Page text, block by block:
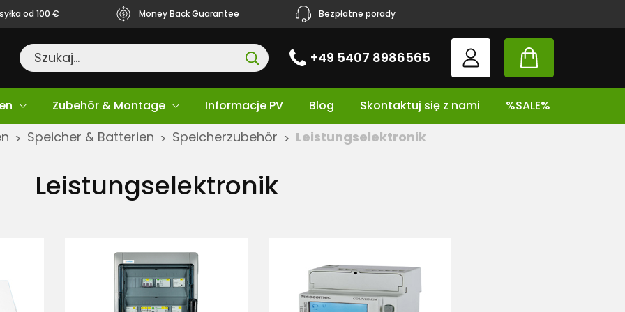
od 100 € Money Back Guarantee Bezpłatne porady
+49 5407 8986565
Zubehör & Montage Informacje PV Blog Skontaktuj się z nami %SALE%
> Speicher & Batterien > Speicherzubehör > Leistungselektronik
Leistungselektronik